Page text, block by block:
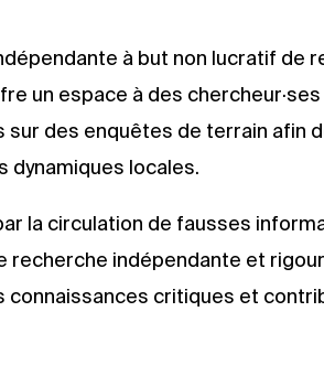
à but non lucratif de
un espace à des
des enquêtes de terrain afin
dynamiques locales.
la circulation de fausses
recherche indépendante et
critiques et